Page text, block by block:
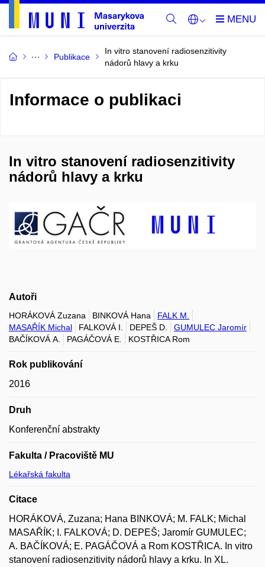
Publikace
In vitro stanovení radiosenzitivity
nádorů hlavy a krku
Informace o publikaci
In vitro stanovení radiosenzitivity
nádorů hlavy a krku
Autoři
HORÁKOVÁ Zuzana BINKOVÁ Hana
FALK M.
MASAŘÍK Michal
FALKOVÁ I. DEPEŠ D.
GUMULEC Jaromír
BAČÍKOVÁ A.
PAGÁČOVÁ E. KOSTŘICA Rom
Rok publikování
2016
Druh
Konferenční abstrakty
Fakulta / Pracoviště MU
Lékařská fakulta
Citace
HORÁKOVÁ, Zuzana; Hana BINKOVÁ; M. FALK; Michal
MASAŘÍK; I. FALKOVÁ; D. DEPEŠ; Jaromír GUMULEC;
A. BAČÍKOVÁ; E. PAGÁČOVÁ a Rom KOSTŘICA. In vitro
stanovení radiosenzitivity nádorů hlavy a krku. In XL.